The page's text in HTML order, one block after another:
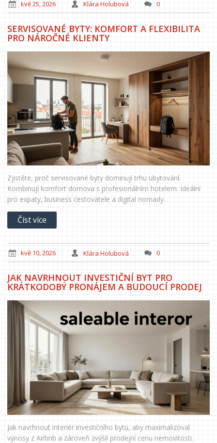
kvě 25, 2026 Klára Holubová 0
SERVISOVANÉ BYTY: KOMFORT A FLEXIBILITA
PRO NÁROČNÉ KLIENTY
Zjistěte, proč servisované byty dominují trhu ubytování.
Kombinují komfort domova s profesionálním hotelem. Ideální
pro expaty, business cestovatele a digital nomady.
Číst více
kvě 10, 2026 Klára Holubová 0
JAK NAVRHNOUT INVESTIČNÍ BYT PRO
KRÁTKODOBÝ PRONÁJEM A BUDOUCÍ PRODEJ
Jak navrhnout interiér investičního bytu, aby maximalizoval
výnosy z Airbnb a zároveň zvýšil prodejní cenu nemovitosti.